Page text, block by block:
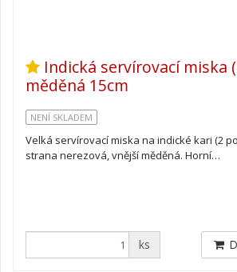
Indická servírovací miska
měděná 15cm
NENÍ SKLADEM
Velká servírovací miska na indické kari (2
strana nerezová, vnější měděná. Horní…
ks